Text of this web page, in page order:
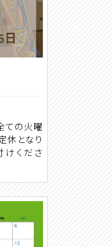
ての火曜
休となり
けくださ